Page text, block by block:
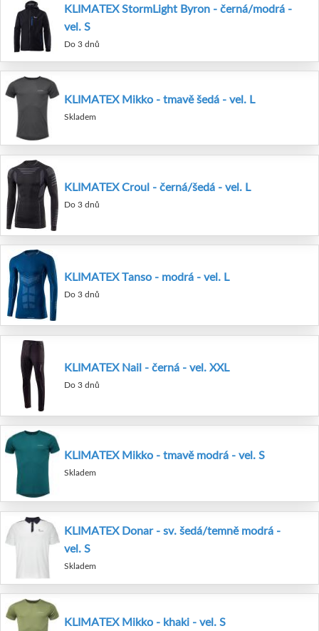
KLIMATEX StormLight Byron - černá/modrá -
vel. S
Do 3 dnů
KLIMATEX Mikko - tmavě šedá - vel. L
Skladem
KLIMATEX Croul - černá/šedá - vel. L
Do 3 dnů
KLIMATEX Tanso - modrá - vel. L
Do 3 dnů
KLIMATEX Nail - černá - vel. XXL
Do 3 dnů
KLIMATEX Mikko - tmavě modrá - vel. S
Skladem
KLIMATEX Donar - sv. šedá/temně modrá -
vel. S
Skladem
KLIMATEX Mikko - khaki - vel. S